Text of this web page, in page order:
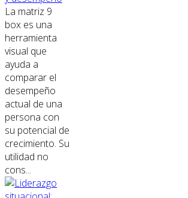
La matriz 9
box es una
herramienta
visual que
ayuda a
comparar el
desempeño
actual de una
persona con
su potencial de
crecimiento. Su
utilidad no
cons...